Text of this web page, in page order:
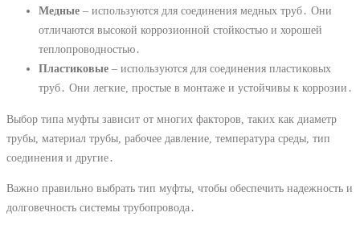
Медные – используются для соединения медных труб․ Они
отличаются высокой коррозионной стойкостью и хорошей
теплопроводностью․
Пластиковые – используются для соединения пластиковых
труб․ Они легкие, простые в монтаже и устойчивы к коррозии․
Выбор типа муфты зависит от многих факторов, таких как диаметр
трубы, материал трубы, рабочее давление, температура среды, тип
соединения и другие․
Важно правильно выбрать тип муфты, чтобы обеспечить надежность и
долговечность системы трубопровода․